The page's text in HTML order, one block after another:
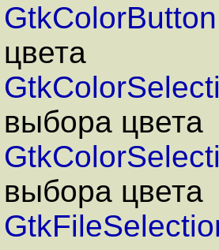
GtkColorButton
цвета
выбора цвета
выбора цвета